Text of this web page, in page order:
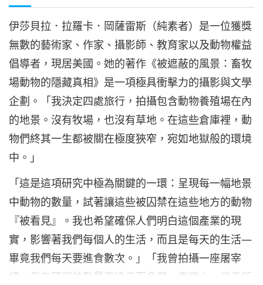
伊莎貝拉．拉羅卡．岡薩雷斯（純素者）是一位獲獎
無數的藝術家、作家、攝影師、教育家以及動物權益
倡導者，現居美國。她的著作《被遮蔽的風景：畜牧
場動物的隱藏真相》是一項極具衝擊力的攝影與文學
企劃。「我決定四處旅行，拍攝包含動物養殖場在內
的地景。沒有牧場，也沒有草地。在這些倉庫裡，動
物們終其一生都被關在極度狹窄，宛如地獄般的環境
中。」
「這是這項研究中極為關鍵的一環：呈現每一幅地景
中動物的數量，試著讓這些被囚禁在這些地方的動物
『被看見』。我也希望確保人們明白這個產業的現
實，影響著我們每個人的生活，而且是每天的生活—
畢竟我們每天要進食數次。」「我曾拍攝一座屠宰
場。每年屠宰的數量高達三百多萬。事實上，幾乎所